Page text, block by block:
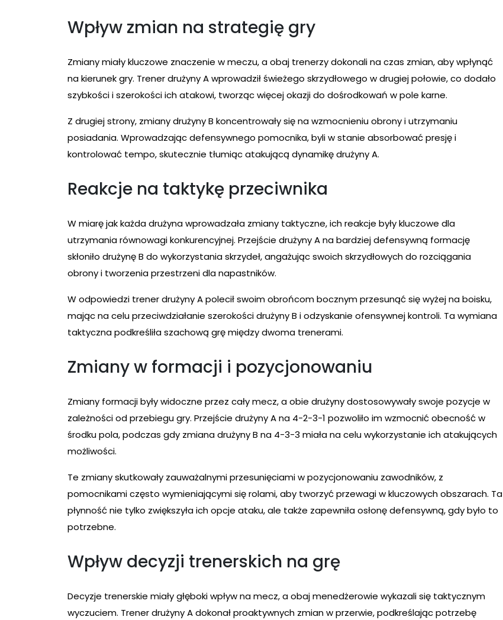
Wpływ zmian na strategię gry
Zmiany miały kluczowe znaczenie w meczu, a obaj trenerzy dokonali na czas zmian, aby wpłynąć
na kierunek gry. Trener drużyny A wprowadził świeżego skrzydłowego w drugiej połowie, co dodało
szybkości i szerokości ich atakowi, tworząc więcej okazji do dośrodkowań w pole karne.
Z drugiej strony, zmiany drużyny B koncentrowały się na wzmocnieniu obrony i utrzymaniu
posiadania. Wprowadzając defensywnego pomocnika, byli w stanie absorbować presję i
kontrolować tempo, skutecznie tłumiąc atakującą dynamikę drużyny A.
Reakcje na taktykę przeciwnika
W miarę jak każda drużyna wprowadzała zmiany taktyczne, ich reakcje były kluczowe dla
utrzymania równowagi konkurencyjnej. Przejście drużyny A na bardziej defensywną formację
skłoniło drużynę B do wykorzystania skrzydeł, angażując swoich skrzydłowych do rozciągania
obrony i tworzenia przestrzeni dla napastników.
W odpowiedzi trener drużyny A polecił swoim obrońcom bocznym przesunąć się wyżej na boisku,
mając na celu przeciwdziałanie szerokości drużyny B i odzyskanie ofensywnej kontroli. Ta wymiana
taktyczna podkreśliła szachową grę między dwoma trenerami.
Zmiany w formacji i pozycjonowaniu
Zmiany formacji były widoczne przez cały mecz, a obie drużyny dostosowywały swoje pozycje w
zależności od przebiegu gry. Przejście drużyny A na 4-2-3-1 pozwoliło im wzmocnić obecność w
środku pola, podczas gdy zmiana drużyny B na 4-3-3 miała na celu wykorzystanie ich atakujących
możliwości.
Te zmiany skutkowały zauważalnymi przesunięciami w pozycjonowaniu zawodników, z
pomocnikami często wymieniającymi się rolami, aby tworzyć przewagi w kluczowych obszarach. Ta
płynność nie tylko zwiększyła ich opcje ataku, ale także zapewniła osłonę defensywną, gdy było to
potrzebne.
Wpływ decyzji trenerskich na grę
Decyzje trenerskie miały głęboki wpływ na mecz, a obaj menedżerowie wykazali się taktycznym
wyczuciem. Trener drużyny A dokonał proaktywnych zmian w przerwie, podkreślając potrzebę